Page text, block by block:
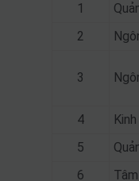
1
2
3
4
5
6